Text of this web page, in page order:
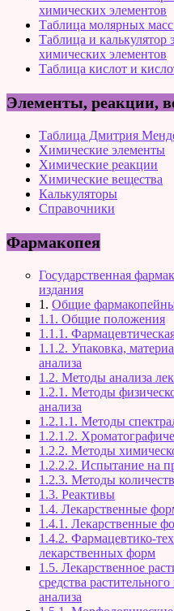
химических элементов
Таблица молярных
Таблица и калькулятор
химических элементов
Таблица кислот и
Элементы, реакции,
Таблица Дмитрия
Химические элементы
Химические реакции
Химические вещества
Калькуляторы
Справочники
Фармакопея
Государственная
издания
1. Общие
1.1. Общие положения
1.1.1.
1.1.2. Упаковка,
анализа
1.2. Методы анализа
1.2.1. Методы
анализа
1.2.1.1. Методы
1.2.1.2.
1.2.2. Методы
1.2.2.2. Испытание на
1.2.3. Методы
1.3. Реактивы
1.4. Лекарственные
1.4.1. Лекарственные
1.4.2. Фармацевтико-
лекарственных форм
1.5. Лекарственное
средства
анализа